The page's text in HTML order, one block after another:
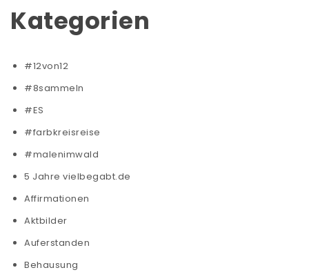
Kategorien
#12von12
#8sammeln
#ES
#farbkreisreise
#malenimwald
5 Jahre vielbegabt.de
Affirmationen
Aktbilder
Auferstanden
Behausung